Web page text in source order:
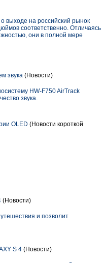
выходе на российский рынок
соответственно. Отличаясь
они в полной мере
звука (Новости)
HW-F750 AirTrack
звука.
OLED (Новости короткой
(Новости)
и позволит
S 4 (Новости)